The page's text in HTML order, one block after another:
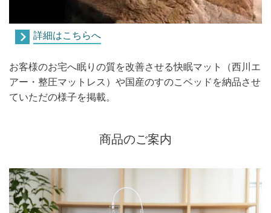
詳細はこちらへ
お客様のお宅へ眠りの質を改善させる快眠マット（西川エ
アー・整圧マットレス）や国産のすのこベッドを納品させ
ていただの様子を掲載。
商品のご案内